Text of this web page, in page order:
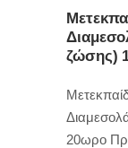
ζώσης)
20ωρο